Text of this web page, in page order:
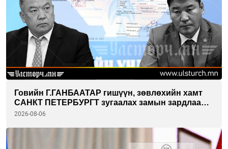
Говийн Г.ГАНБААТАР гишүүн, зөвлөхийн хамт
САНКТ ПЕТЕРБУРГТ зугаалах замын зардлаа
“ИНҮТ” ТӨХХК даажээ
2026-08-06